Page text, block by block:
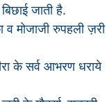
जाती है.
मोजाजी रुपहली ज़री
के सर्व आभरण धराये